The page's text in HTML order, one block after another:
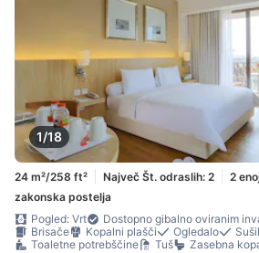
1/18
24 m²/258 ft² Največ Št. odraslih: 2
2
zakonska postelja
Pogled: Vrt
Dostopno gibalno oviranim
Brisače
Kopalni plašči Ogledalo
Toaletne potrebščine
Tuš Zasebna